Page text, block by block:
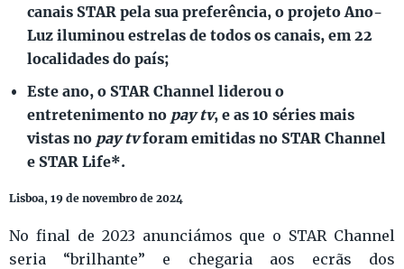
canais STAR pela sua preferência, o projeto Ano-
Luz iluminou estrelas de todos os canais, em 22
localidades do país;
Este ano, o STAR Channel liderou o
entretenimento no pay tv, e as 10 séries mais
vistas no pay tvforam emitidas no STAR Channel
e STAR Life*.
Lisboa, 19 de novembro de 2024
No final de 2023 anunciámos que o STAR Channel
seria “brilhante” e chegaria aos ecrãs dos